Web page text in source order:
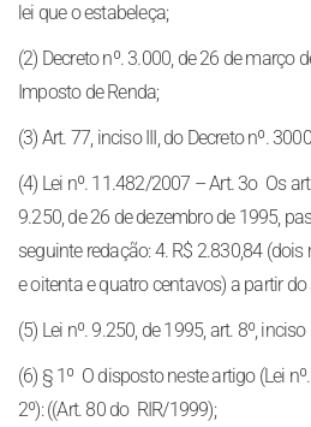
lei que o estabeleça;
(2) Decreto nº. 3.000, de 26 de março
Imposto de Renda;
(3) Art. 77, inciso III, do Decreto nº.
(4) Lei nº. 11.482/2007 – Art. 3o Os
9.250, de 26 de dezembro de 1995,
seguinte redação: 4. R$ 2.830,84
e oitenta e quatro centavos) a partir
(5) Lei nº. 9.250, de 1995, art. 8º, inciso
(6) § 1º O disposto neste artigo (Lei
2º): ((Art. 80 do RIR/1999);